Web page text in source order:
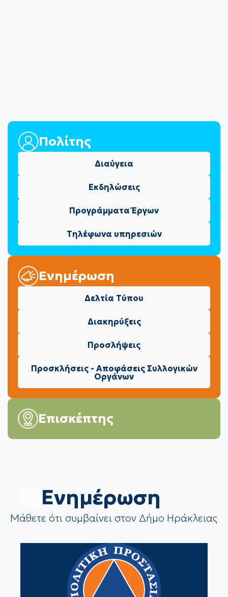
Πολίτης
Διαύγεια
Εκδηλώσεις
Προγράμματα Έργων
Τηλέφωνα υπηρεσιών
Ενημέρωση
Δελτία Τύπου
Διακηρύξεις
Προσλήψεις
Προσκλήσεις - Αποφάσεις Συλλογικών
Οργάνων
Επισκέπτης
Eνημέρωση
Μάθετε ότι συμβαίνει στον Δήμο Ηράκλειας